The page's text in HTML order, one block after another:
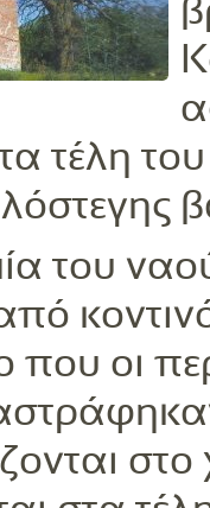
τέλη
του
που οι